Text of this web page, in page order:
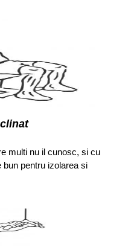
multi nu il cunosc, si cu
pentru izolarea si